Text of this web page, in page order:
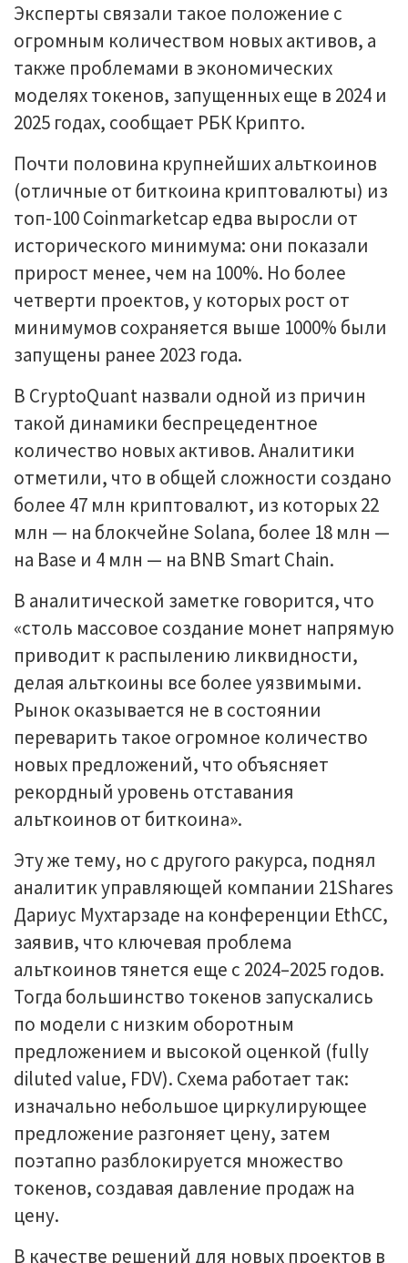
Эксперты связали такое положение с
огромным количеством новых активов, а
также проблемами в экономических
моделях токенов, запущенных еще в 2024 и
2025 годах, сообщает РБК Крипто.
Почти половина крупнейших альткоинов
(отличные от биткоина криптовалюты) из
топ-100 Coinmarketcap едва выросли от
исторического минимума: они показали
прирост менее, чем на 100%. Но более
четверти проектов, у которых рост от
минимумов сохраняется выше 1000% были
запущены ранее 2023 года.
В CryptoQuant назвали одной из причин
такой динамики беспрецедентное
количество новых активов. Аналитики
отметили, что в общей сложности создано
более 47 млн криптовалют, из которых 22
млн — на блокчейне Solana, более 18 млн —
на Base и 4 млн — на BNB Smart Chain.
В аналитической заметке говорится, что
«столь массовое создание монет напрямую
приводит к распылению ликвидности,
делая альткоины все более уязвимыми.
Рынок оказывается не в состоянии
переварить такое огромное количество
новых предложений, что объясняет
рекордный уровень отставания
альткоинов от биткоина».
Эту же тему, но с другого ракурса, поднял
аналитик управляющей компании 21Shares
Дариус Мухтарзаде на конференции EthCC,
заявив, что ключевая проблема
альткоинов тянется еще с 2024–2025 годов.
Тогда большинство токенов запускались
по модели с низким оборотным
предложением и высокой оценкой (fully
diluted value, FDV). Схема работает так:
изначально небольшое циркулирующее
предложение разгоняет цену, затем
поэтапно разблокируется множество
токенов, создавая давление продаж на
цену.
В качестве решений для новых проектов в